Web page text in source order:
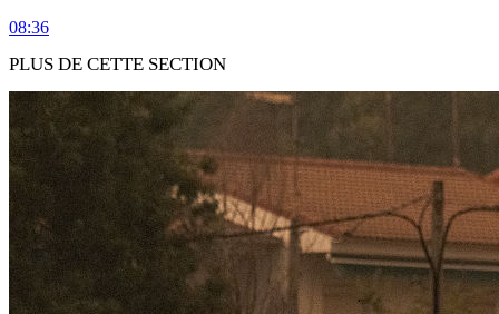
08:36
PLUS DE CETTE SECTION